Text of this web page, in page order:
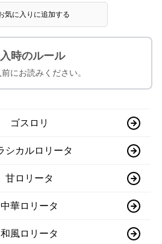
気に入りに追加する
時のルール
にお読みください。
ゴスロリ
シカルロリータ
甘ロリータ
中華ロリータ
和風ロリータ